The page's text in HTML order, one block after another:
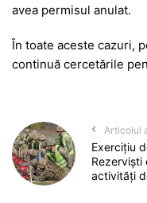
avea permisul anulat.
În toate aceste cazuri,
continuă cercetările
Articolul
Exercițiu
Rezerviști
activități